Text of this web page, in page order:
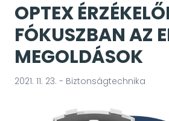
OPTEX
FÓKUSZBAN AZ
MEGOLDÁSOK
2021. 11. 23. - Biztonságtechnika